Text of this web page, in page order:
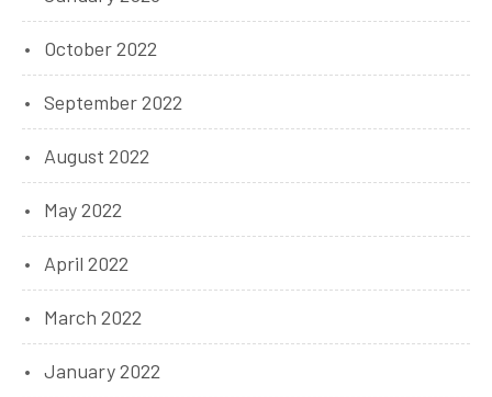
October 2022
September 2022
August 2022
May 2022
April 2022
March 2022
January 2022